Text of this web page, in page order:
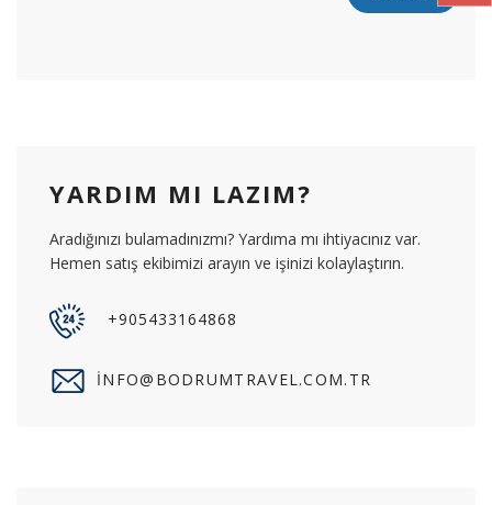
YARDIM MI LAZIM?
Aradığınızı bulamadınızmı? Yardıma mı ihtiyacınız var.
Hemen satış ekibimizi arayın ve işinizi kolaylaştırın.
+905433164868
INFO@BODRUMTRAVEL.COM.TR